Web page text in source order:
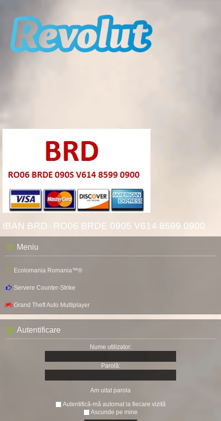
IBAN BRD - RO06 BRDE 0905 V614 8599 0900
Meniu
Ecolomania Romania™®
Servere Counter-Strike
Grand Theft Auto Multiplayer
Autentificare
Nume utilizator:
Parolă:
Am uitat parola
Autentifică-mă automat la fiecare vizită
Ascunde pe mine